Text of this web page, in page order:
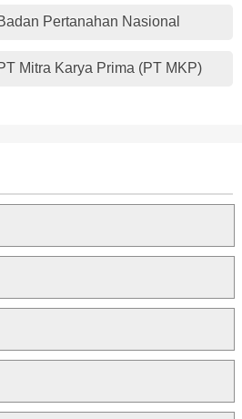
Pertanahan Nasional
Mitra Karya Prima (PT MKP)